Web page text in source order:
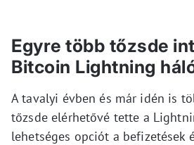
Egyre több tőzsde
Bitcoin Lightning
A tavalyi évben és már idén is
tőzsde elérhetővé tette a
lehetséges opciót a befizetések